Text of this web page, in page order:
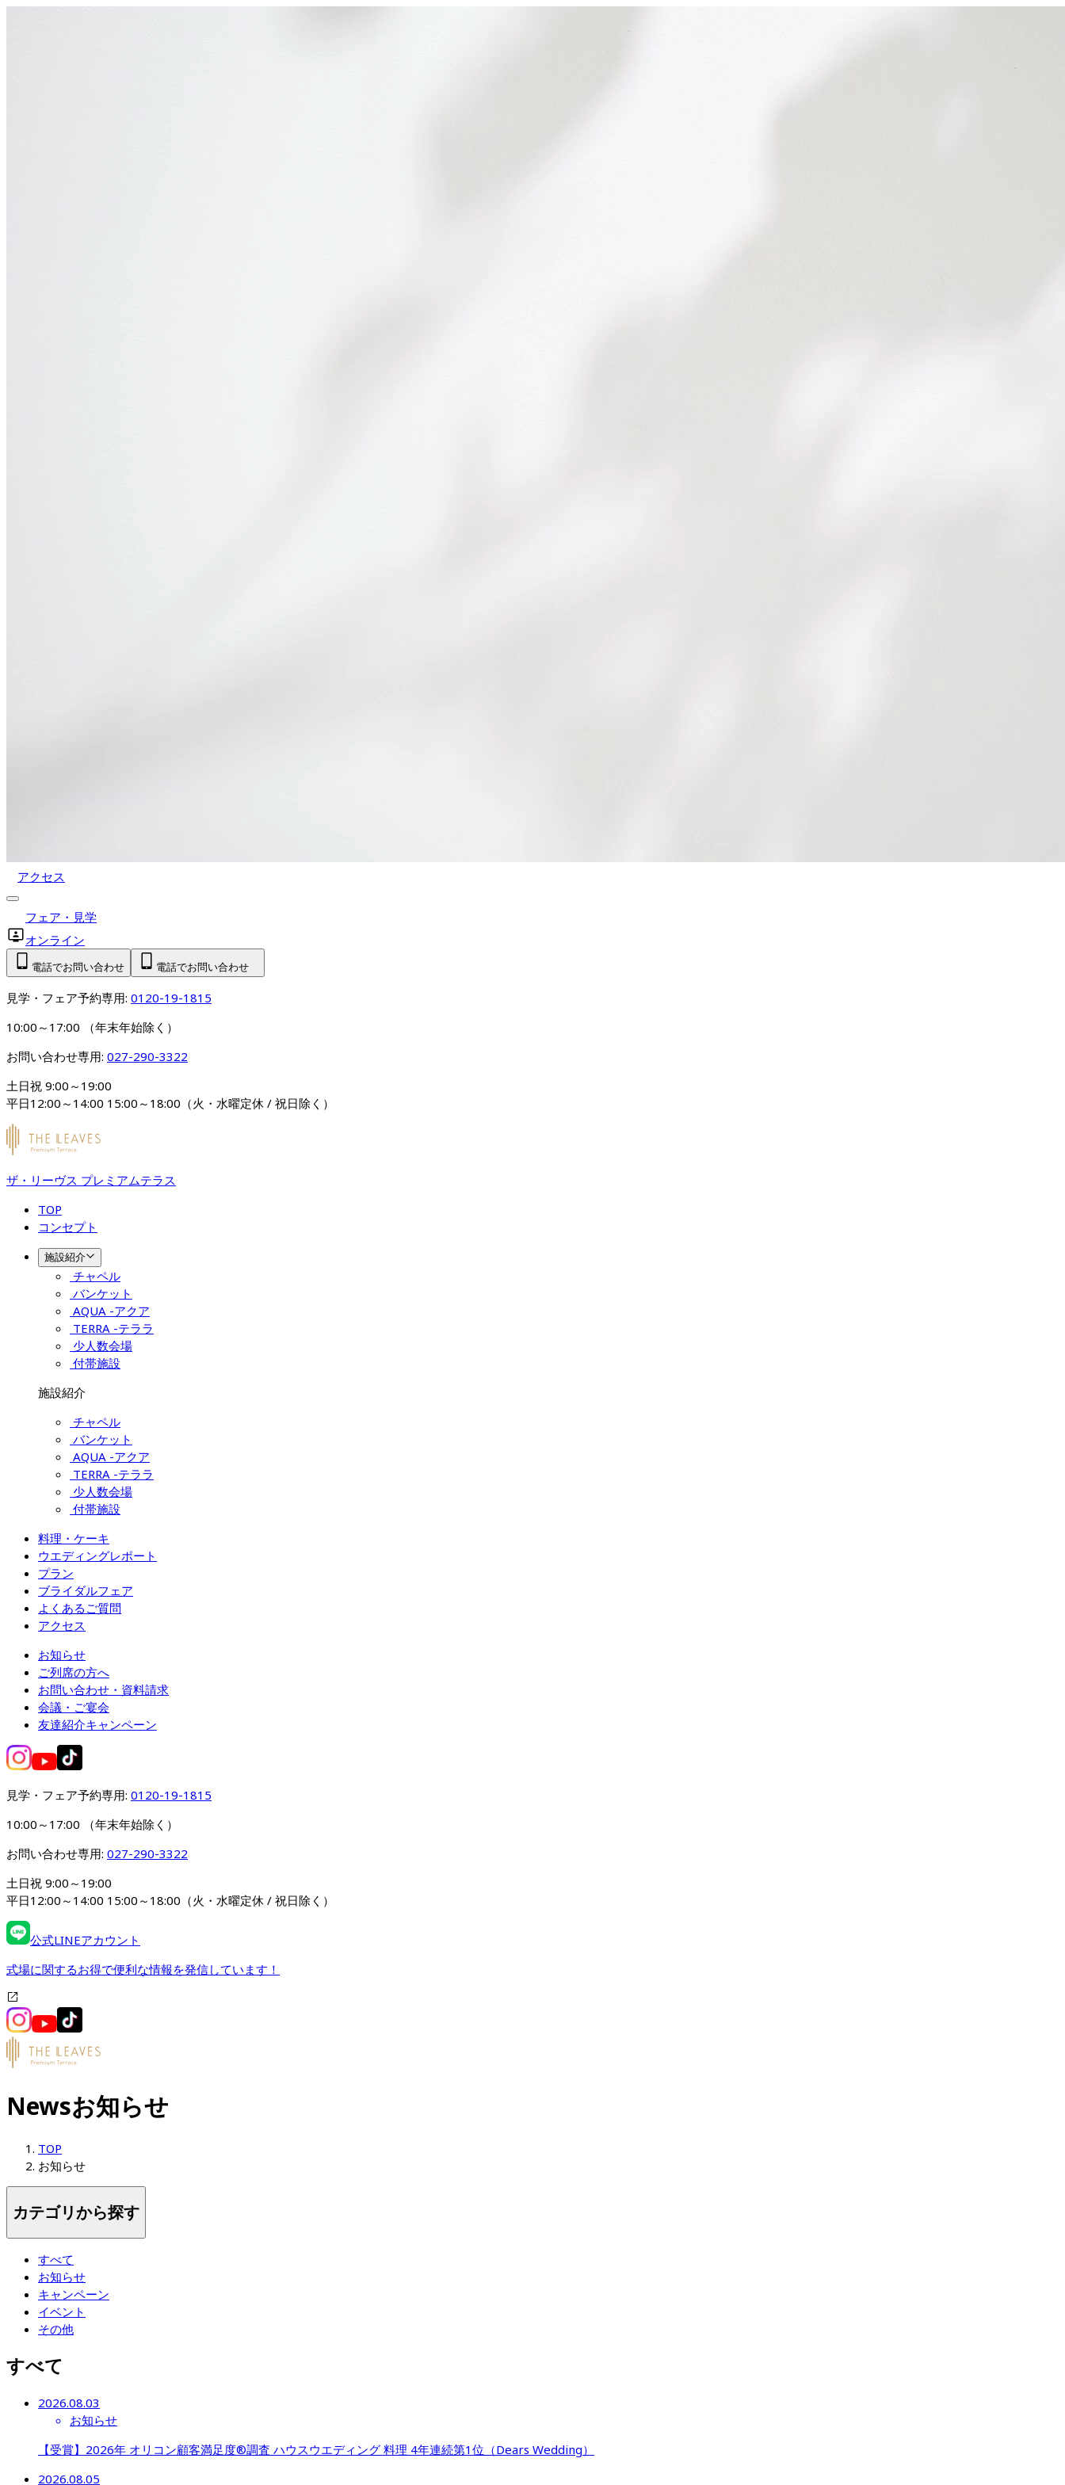
アクセス
フェア・見学
オンライン
電話でお問い合わせ 電話でお問い合わせ
見学・フェア予約専用: 0120-19-1815
10:00～17:00 （年末年始除く）
お問い合わせ専用: 027-290-3322
土日祝 9:00～19:00
平日12:00～14:00 15:00～18:00（火・水曜定休 / 祝日除く）
ザ・リーヴス プレミアムテラス
TOP
コンセプト
施設紹介
チャペル
バンケット
AQUA -アクア
TERRA -テララ
少人数会場
付帯施設
施設紹介
チャペル
バンケット
AQUA -アクア
TERRA -テララ
少人数会場
付帯施設
料理・ケーキ
ウエディングレポート
プラン
ブライダルフェア
よくあるご質問
アクセス
お知らせ
ご列席の方へ
お問い合わせ・資料請求
会議・ご宴会
友達紹介キャンペーン
見学・フェア予約専用: 0120-19-1815
10:00～17:00 （年末年始除く）
お問い合わせ専用: 027-290-3322
土日祝 9:00～19:00
平日12:00～14:00 15:00～18:00（火・水曜定休 / 祝日除く）
公式LINEアカウント
式場に関するお得で便利な情報を発信しています！
Newsお知らせ
TOP
お知らせ
カテゴリから探す
すべて
お知らせ
キャンペーン
イベント
その他
すべて
2026.08.03
お知らせ
【受賞】2026年 オリコン顧客満足度®調査 ハウスウエディング 料理 4年連続第1位（Dears Wedding）
2026.08.05